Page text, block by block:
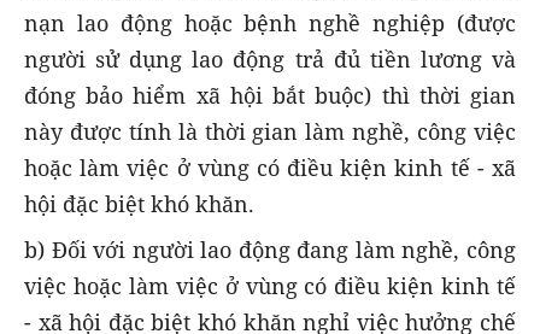
nạn lao động hoặc bệnh nghề nghiệp (được
người sử dụng lao động trả đủ tiền lương và
đóng bảo hiểm xã hội bắt buộc) thì thời gian
này được tính là thời gian làm nghề, công việc
hoặc làm việc ở vùng có điều kiện kinh tế - xã
hội đặc biệt khó khăn.
b) Đối với người lao động đang làm nghề, công
việc hoặc làm việc ở vùng có điều kiện kinh tế
- xã hội đặc biệt khó khăn nghỉ việc hưởng chế